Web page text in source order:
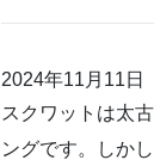
2024年11月11日
スクワットは太
ングです。しか